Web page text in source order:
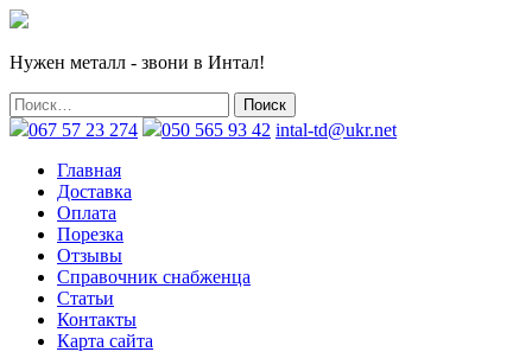
Нужен металл - звони в Интал!
067 57 23 274 050 565 93 42 intal-td@ukr.net
Главная
Доставка
Оплата
Порезка
Отзывы
Справочник снабженца
Статьи
Контакты
Карта сайта